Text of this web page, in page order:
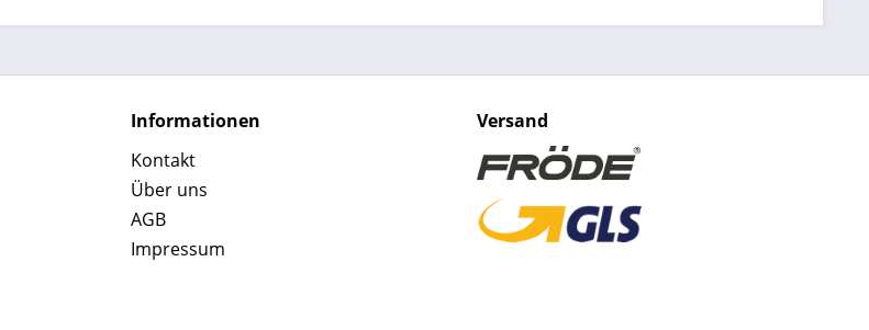
Informationen
Kontakt
Über uns
AGB
Impressum
Versand